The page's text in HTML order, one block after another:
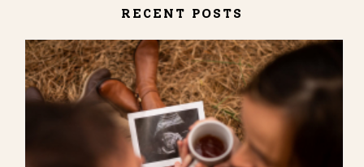
RECENT POSTS